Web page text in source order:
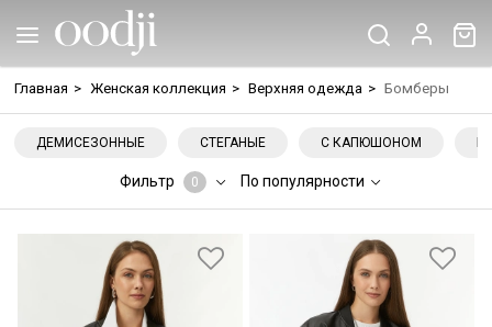
Главная > Женская коллекция > Верхняя одежда > Бомберы
ДЕМИСЕЗОННЫЕ СТЕГАНЫЕ С КАПЮШОНОМ
Фильтр 0 По популярности